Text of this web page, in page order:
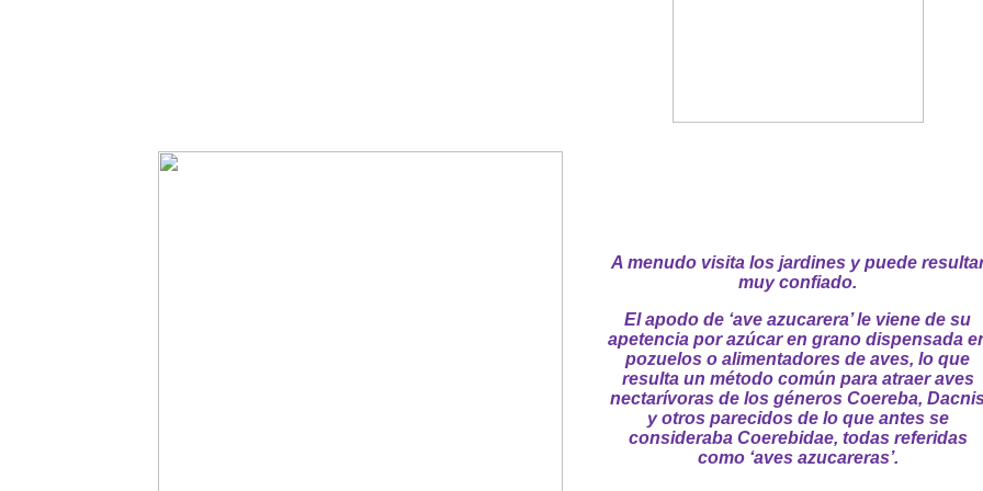
A menudo visita los jardines y puede
muy confiado.
El apodo de ‘ave azucarera’ le viene de su
apetencia por azúcar en grano dispensada
pozuelos o alimentadores de aves, lo que
resulta un método común para atraer aves
nectarívoras de los géneros Coereba, Dacnis
y otros parecidos de lo que antes se
consideraba Coerebidae, todas referidas
como ‘aves azucareras’.